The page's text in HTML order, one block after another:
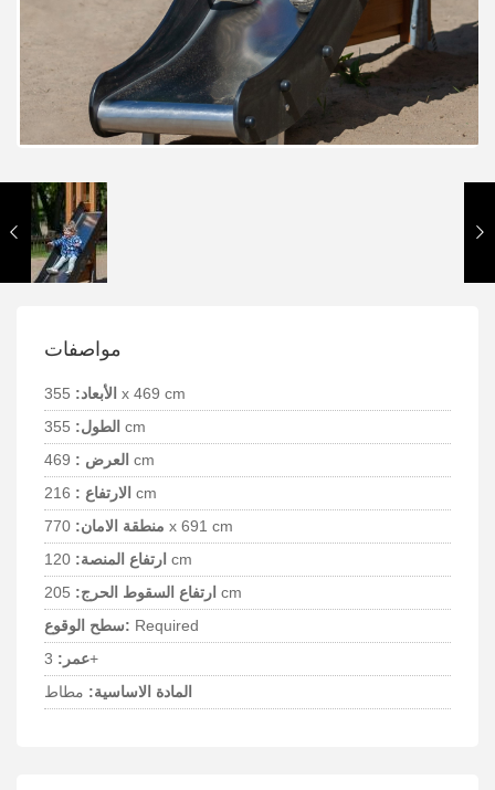
مواصفات
الأبعاد: 355 x 469 cm
الطول: 355 cm
العرض : 469 cm
الارتفاع : 216 cm
منطقة الامان: 770 x 691 cm
ارتفاع المنصة: 120 cm
ارتفاع السقوط الحرج: 205 cm
سطح الوقوع: Required
عمر:3+
المادة الاساسية: مطاط